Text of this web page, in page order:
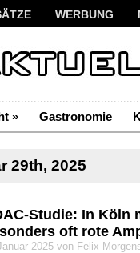
WERBUNG
» Gastronomie
29th, 2025
Studie: In Köln
oft rote
2025 von Felix